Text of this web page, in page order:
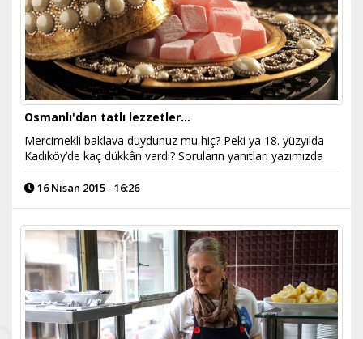
Osmanlı'dan tatlı lezzetler…
Mercimekli baklava duydunuz mu hiç? Peki ya 18. yüzyılda
Kadıköy’de kaç dükkân vardı? Soruların yanıtları yazımızda
16 Nisan 2015 - 16:26